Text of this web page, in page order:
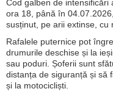
Cod galben de intensificări
ora 18, până în
susținut, pe arii extinse, cu
Rafalele puternice pot
drumurile deschise și la
sau poduri. Șoferii sunt
distanța de siguranță și să
și la motocicliști.